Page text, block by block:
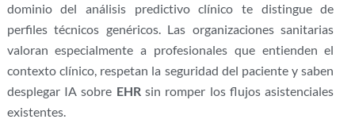
dominio del análisis predictivo clínico te distingue de
perfiles técnicos genéricos. Las organizaciones sanitarias
valoran especialmente a profesionales que entienden el
contexto clínico, respetan la seguridad del paciente y saben
desplegar IA sobre EHRsin romper los flujos asistenciales
existentes.